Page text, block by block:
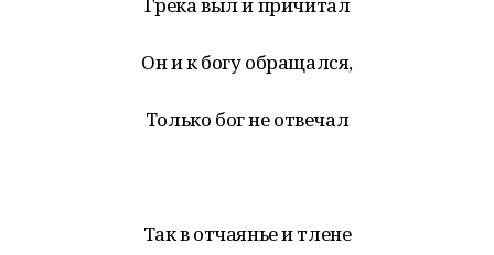
Он и к богу обращался,
Только бог не отвечал
Так в отчаянье и тлене